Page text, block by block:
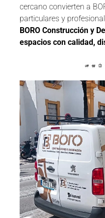
cercano convierten a
particulares y
BORO Construcción y
espacios con calidad,